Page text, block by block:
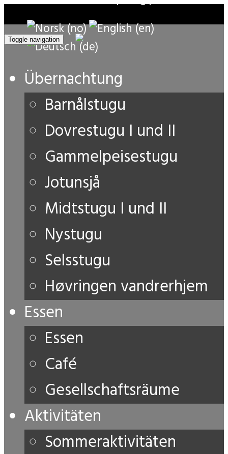
Toggle navigation
Übernachtung
Barnålstugu
Dovrestugu I und II
Gammelpeisestugu
Jotunsjå
Midtstugu I und II
Nystugu
Selsstugu
Høvringen vandrerhjem
Essen
Essen
Café
Gesellschaftsräume
Aktivitäten
Sommeraktivitäten